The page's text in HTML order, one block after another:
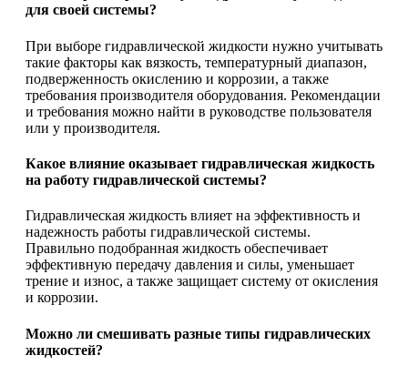
для своей системы?
При выборе гидравлической жидкости нужно учитывать
такие факторы как вязкость, температурный диапазон,
подверженность окислению и коррозии, а также
требования производителя оборудования. Рекомендации
и требования можно найти в руководстве пользователя
или у производителя.
Какое влияние оказывает гидравлическая жидкость
на работу гидравлической системы?
Гидравлическая жидкость влияет на эффективность и
надежность работы гидравлической системы.
Правильно подобранная жидкость обеспечивает
эффективную передачу давления и силы, уменьшает
трение и износ, а также защищает систему от окисления
и коррозии.
Можно ли смешивать разные типы гидравлических
жидкостей?